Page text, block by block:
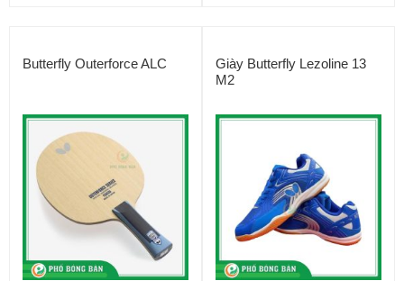
Butterfly Outerforce ALC
Giày Butterfly Lezoline 13
M2